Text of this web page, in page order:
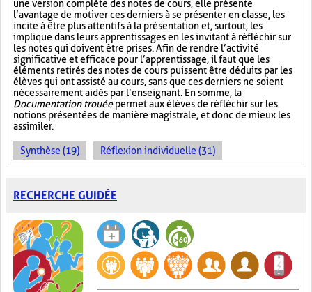
une version complète des notes de cours, elle présente
l’avantage de motiver ces derniers à se présenter en classe, les
incite à être plus attentifs à la présentation et, surtout, les
implique dans leurs apprentissages en les invitant à réfléchir sur
les notes qui doivent être prises. Afin de rendre l’activité
significative et efficace pour l’apprentissage, il faut que les
éléments retirés des notes de cours puissent être déduits par les
élèves qui ont assisté au cours, sans que ces derniers ne soient
nécessairement aidés par l’enseignant. En somme, la
Documentation trouéepermet aux élèves de réfléchir sur les
notions présentées de manière magistrale, et donc de mieux les
assimiler.
Synthèse (19) Réflexion individuelle (31)
RECHERCHE GUIDÉE